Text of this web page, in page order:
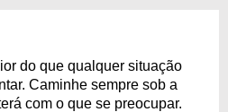
do que qualquer situação
Caminhe sempre sob a
com o que se preocupar.